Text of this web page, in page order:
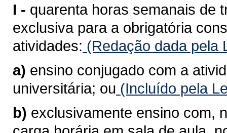
I - quarenta horas semanais de
exclusiva para a obrigatória
atividades: (Redação dada pela
a) ensino conjugado com a
universitária; ou (Incluído pela
b) exclusivamente ensino com,